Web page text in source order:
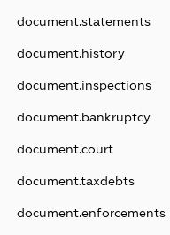
document.statements
document.history
document.inspections
document.bankruptcy
document.court
document.taxdebts
document.enforcements